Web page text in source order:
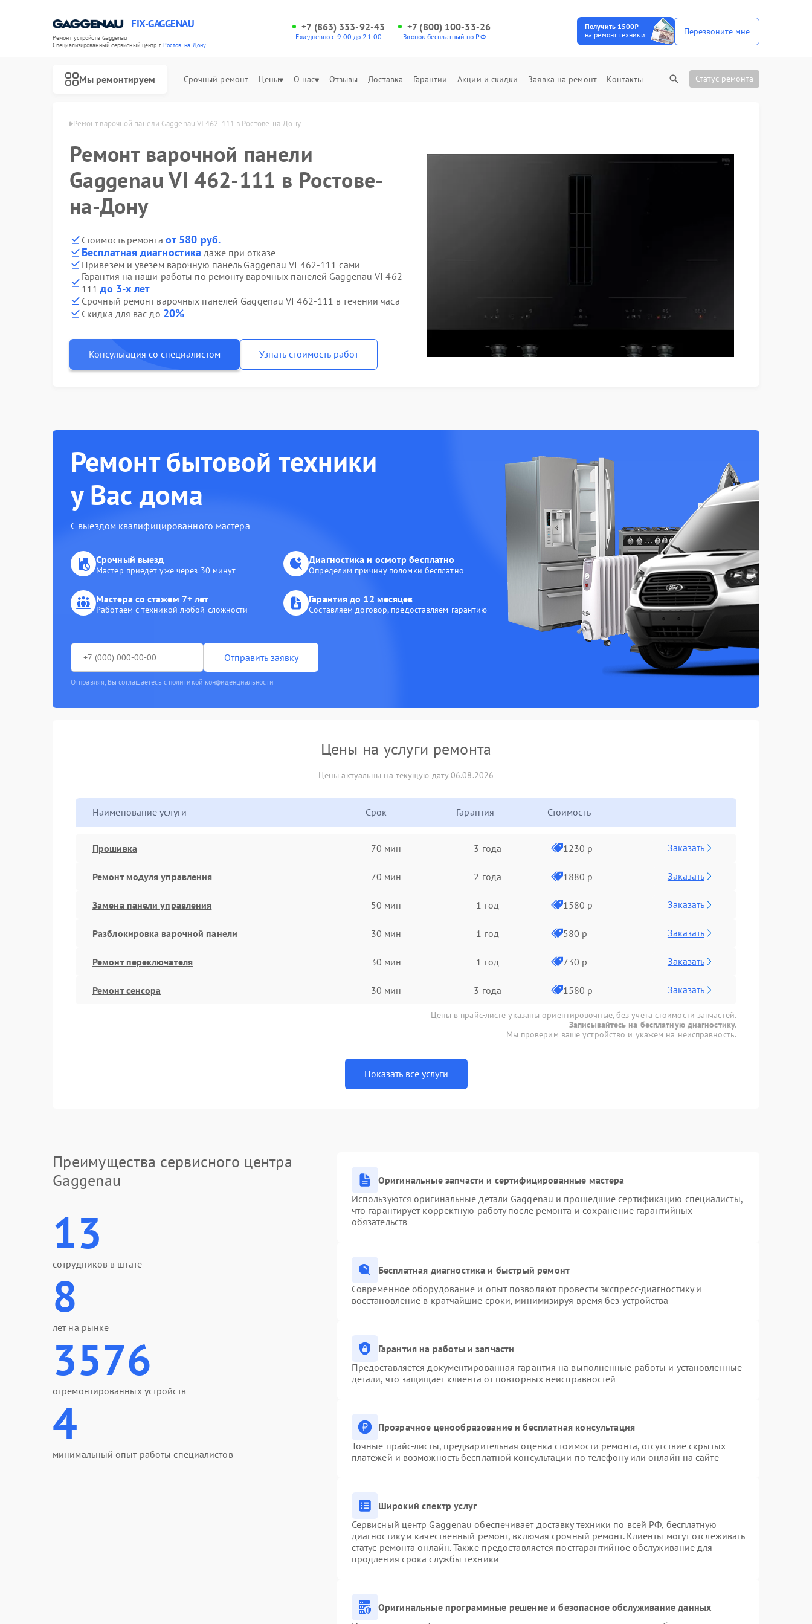
FIX-GAGGENAU
Ремонт устройств Gaggenau
Специализированный cервисный центр г.Ростов-на-Дону
+7 (863) 333-92-43
Ежедневно с 9:00 до 21:00
+7 (800) 100-33-26
Звонок бесплатный по РФ
Получить 1500₽
на ремонт техники
Перезвоните мне
Мы ремонтируем Срочный ремонт Цены О нас Отзывы Доставка Гарантии Акции и скидки Заявка на ремонт Контакты Статус ремонта
Ремонт варочной панели Gaggenau VI 462-111 в Ростове-на-Дону
Ремонт варочной панели
Gaggenau VI 462-111 в Ростове-
на-Дону
Стоимость ремонта от 580 руб.
Бесплатная диагностика даже при отказе
Привезем и увезем варочную панель Gaggenau VI 462-111 сами
Гарантия на наши работы по ремонту варочных панелей Gaggenau VI 462-
111до 3-х лет
Срочный ремонт варочных панелей Gaggenau VI 462-111 в течении часа
Скидка для вас до 20%
Консультация со специалистом Узнать стоимость работ
Ремонт бытовой техники
у Вас дома
С выездом квалифицированного мастера
Срочный выезд
Мастер приедет уже через 30 минут
Диагностика и осмотр бесплатно
Определим причину поломки бесплатно
Мастера со стажем 7+ лет
Работаем с техникой любой сложности
Гарантия до 12 месяцев
Составляем договор, предоставляем гарантию
Отправить заявку
Отправляя, Вы соглашаетесь с политикой конфиденциальности
Цены на услуги ремонта
Цены актуальны на текущую дату 06.08.2026
Наименование услуги Срок Гарантия Стоимость
Прошивка 70 мин 3 года 1230 р Заказать
Ремонт модуля управления 70 мин 2 года 1880 р Заказать
Замена панели управления 50 мин 1 год 1580 р Заказать
Разблокировка варочной панели 30 мин 1 год 580 р Заказать
Ремонт переключателя 30 мин 1 год 730 р Заказать
Ремонт сенсора 30 мин 3 года 1580 р Заказать
Цены в прайс-листе указаны ориентировочные, без учета стоимости запчастей.
Записывайтесь на бесплатную диагностику.
Мы проверим ваше устройство и укажем на неисправность.
Показать все услуги
Преимущества сервисного центра
Gaggenau
13
сотрудников в штате
8
лет на рынке
3576
отремонтированных устройств
4
минимальный опыт работы специалистов
Оригинальные запчасти и сертифицированные мастера
Используются оригинальные детали Gaggenau и прошедшие сертификацию специалисты,
что гарантирует корректную работу после ремонта и сохранение гарантийных
обязательств
Бесплатная диагностика и быстрый ремонт
Современное оборудование и опыт позволяют провести экспресс-диагностику и
восстановление в кратчайшие сроки, минимизируя время без устройства
Гарантия на работы и запчасти
Предоставляется документированная гарантия на выполненные работы и установленные
детали, что защищает клиента от повторных неисправностей
Прозрачное ценообразование и бесплатная консультация
Точные прайс-листы, предварительная оценка стоимости ремонта, отсутствие скрытых
платежей и возможность бесплатной консультации по телефону или онлайн на сайте
Широкий спектр услуг
Сервисный центр Gaggenau обеспечивает доставку техники по всей РФ, бесплатную
диагностику и качественный ремонт, включая срочный ремонт. Клиенты могут отслеживать
статус ремонта онлайн. Также предоставляется постгарантийное обслуживание для
продления срока службы техники
Оригинальные программные решение и безопасное обслуживание данных